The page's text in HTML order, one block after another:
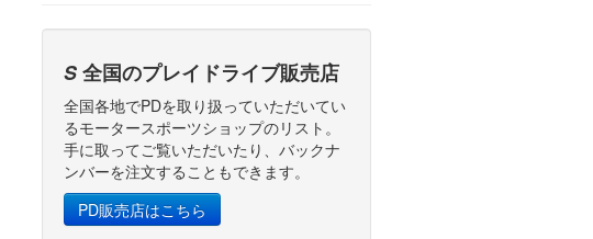
S 全国のプレイドライブ販売店
全国各地でPDを取り扱っていただいてい
るモータースポーツショップのリスト。
手に取ってご覧いただいたり、バックナ
ンバーを注文することもできます。
PD販売店はこちら